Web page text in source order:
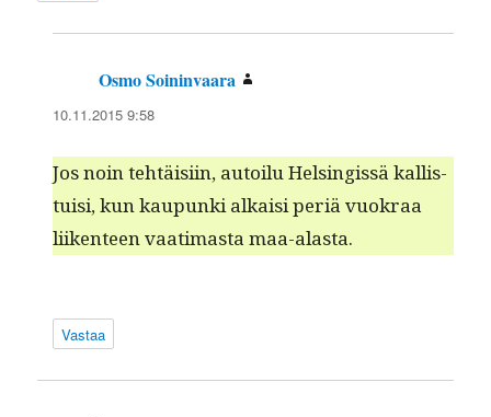
Osmo Soininvaara
10.11.2015 9:58
Jos noin tehtäisi­in, autoilu Helsingis­sä kallis­
tu­isi, kun kaupun­ki alka­isi per­iä vuokraa
liiken­teen vaa­ti­mas­ta maa-alasta.
Vastaa